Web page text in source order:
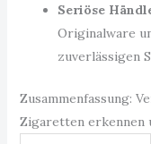
Seriöse
Originalware
zuverlässigen
Zusammenfassung:
Zigaretten erkennen